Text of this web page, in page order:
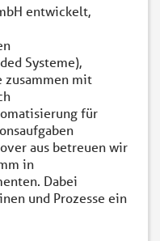
entwickelt,
Systeme),
zusammen mit
für
aus betreuen wir
in
Dabei
und Prozesse ein